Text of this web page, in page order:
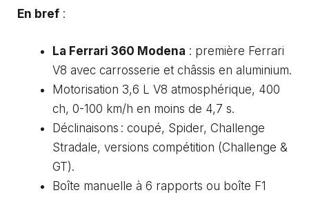
En bref :
La Ferrari 360 Modena : première Ferrari
V8 avec carrosserie et châssis en aluminium.
Motorisation 3,6 L V8 atmosphérique, 400
ch, 0-100 km/h en moins de 4,7 s.
Déclinaisons : coupé, Spider, Challenge
Stradale, versions compétition (Challenge &
GT).
Boîte manuelle à 6 rapports ou boîte F1